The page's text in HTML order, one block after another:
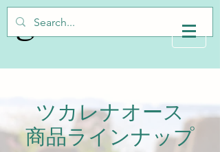
ツカレナオース
​商品ラインナップ